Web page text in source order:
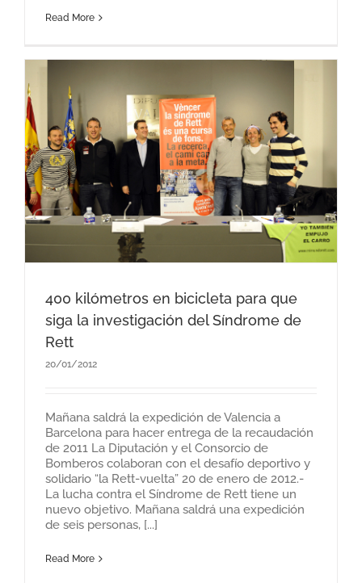
Read More
400 kilómetros en bicicleta para que
siga la investigación del Síndrome de
Rett
20/01/2012
Mañana saldrá la expedición de Valencia a
Barcelona para hacer entrega de la recaudación
de 2011 La Diputación y el Consorcio de
Bomberos colaboran con el desafío deportivo y
solidario “la Rett-vuelta” 20 de enero de 2012.-
La lucha contra el Síndrome de Rett tiene un
nuevo objetivo. Mañana saldrá una expedición
de seis personas, [...]
Read More